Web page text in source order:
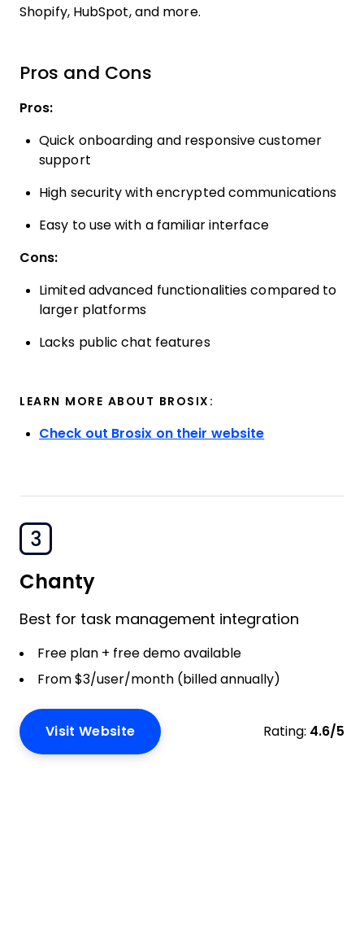
Shopify, HubSpot, and more.
Pros and Cons
Pros:
Quick onboarding and responsive customer
support
High security with encrypted communications
Easy to use with a familiar interface
Cons:
Limited advanced functionalities compared to
larger platforms
Lacks public chat features
LEARN MORE ABOUT BROSIX:
Check out Brosix on their website
3
Chanty
Best for task management integration
Free plan + free demo available
From $3/user/month (billed annually)
Visit Website Rating: 4.6/5